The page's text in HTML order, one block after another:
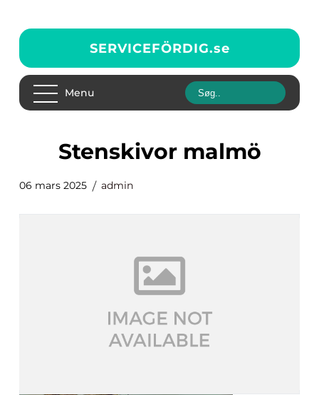
SERVICEFÖRDIG.se
Menu
stenskivor malmö
06 mars 2025 admin